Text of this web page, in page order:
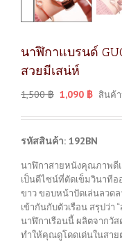
นาฬิกาแบรนด์
สวยมีเสน่ห์
1,500฿ 1,090 ฿ สินค้
รหัสสินค้า: 192BN
นาฬิกาสายหนังคุณภาพดีแ
เป็นดีไซน์ที่ตัดเข็มวินาทีอ
ขาว ขอบหน้าปัดเล่นลวด
เข้ากันกับตัวเรือน สรุปว่า
นาฬิกาเรือนนี้ ผลิตจากวั
ทำให้คุณดูโดดเด่นในสาย